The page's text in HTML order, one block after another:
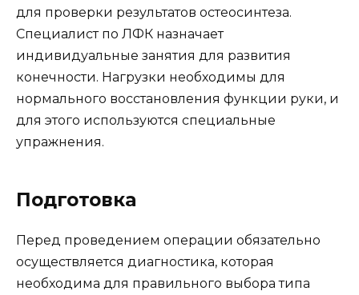
для проверки результатов остеосинтеза.
Специалист по ЛФК назначает
индивидуальные занятия для развития
конечности. Нагрузки необходимы для
нормального восстановления функции руки, и
для этого используются специальные
упражнения.
Подготовка
Перед проведением операции обязательно
осуществляется диагностика, которая
необходима для правильного выбора типа